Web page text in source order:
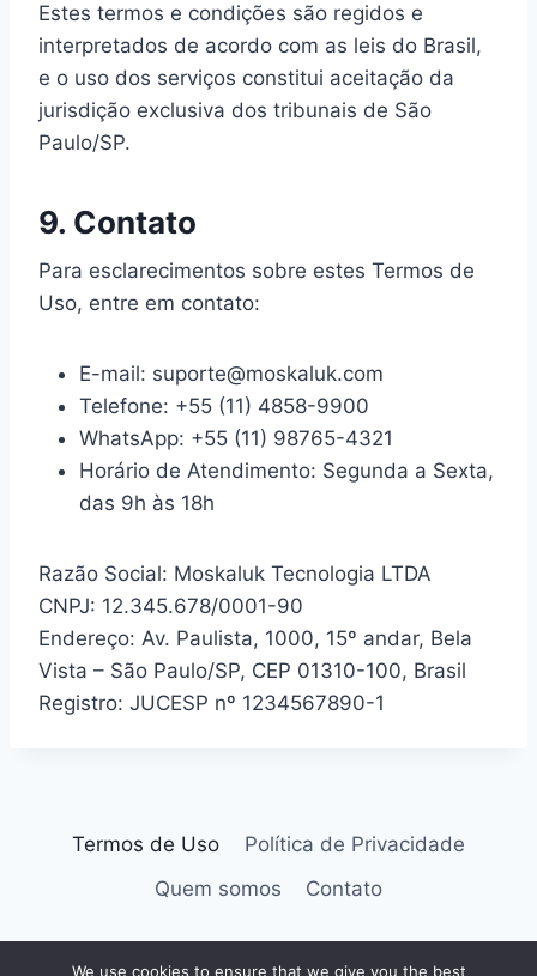
Estes termos e condições são regidos e
interpretados de acordo com as leis do Brasil,
e o uso dos serviços constitui aceitação da
jurisdição exclusiva dos tribunais de São
Paulo/SP.
9. Contato
Para esclarecimentos sobre estes Termos de
Uso, entre em contato:
E-mail: suporte@moskaluk.com
Telefone: +55 (11) 4858-9900
WhatsApp: +55 (11) 98765-4321
Horário de Atendimento: Segunda a Sexta,
das 9h às 18h
Razão Social: Moskaluk Tecnologia LTDA
CNPJ: 12.345.678/0001-90
Endereço: Av. Paulista, 1000, 15º andar, Bela
Vista – São Paulo/SP, CEP 01310-100, Brasil
Registro: JUCESP nº 1234567890-1
Termos de Uso
Política de Privacidade
Quem somos
Contato
We use cookies to ensure that we give you the best